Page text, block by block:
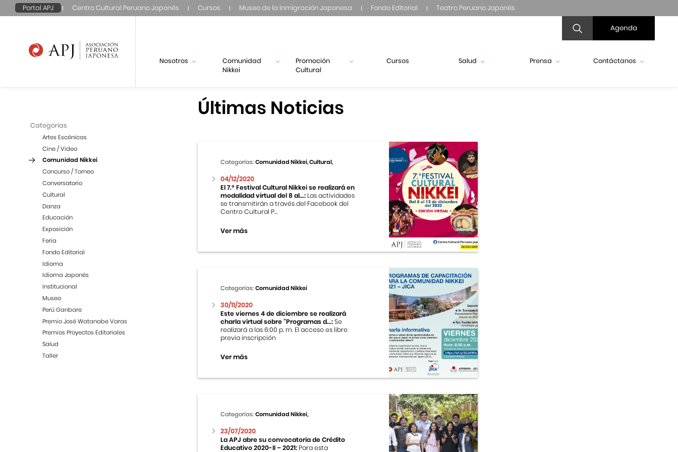
Portal APJ Centro Cultural Peruano Japonés Cursos Museo de la Inmigración Japonesa Fondo Editorial Teatro Peruano Japonés
Agenda
Nosotros
Comunidad
Nikkei
Promoción
Cultural
Cursos Salud Prensa Contáctanos
Categorías
Artes Escénicas
Cine / Video
Comunidad Nikkei
Concurso / Torneo
Conversatorio
Cultural
Danza
Educación
Exposición
Feria
Fondo Editorial
Idioma
Idioma Japonés
Institucional
Museo
Perú Ganbare
Premio José Watanabe Varas
Premios Proyectos Editoriales
Salud
Taller
Últimas Noticias
Categorías:Comunidad Nikkei, Cultural,
04/12/2020
El 7.º Festival Cultural Nikkei se realizará en
modalidad virtual del 8 al...: Las actividades
se transmitirán a través del Facebook del
Centro Cultural P...
Ver más
Categorías:Comunidad Nikkei
30/11/2020
Este viernes 4 de diciembre se realizará
charla virtual sobre “Programas d...:Se
realizará a las 6:00 p. m. El acceso es libre
previa inscripción
Ver más
Categorías:Comunidad Nikkei,
23/07/2020
La APJ abre su convocatoria de Crédito
Educativo 2020-II – 2021: Para esta